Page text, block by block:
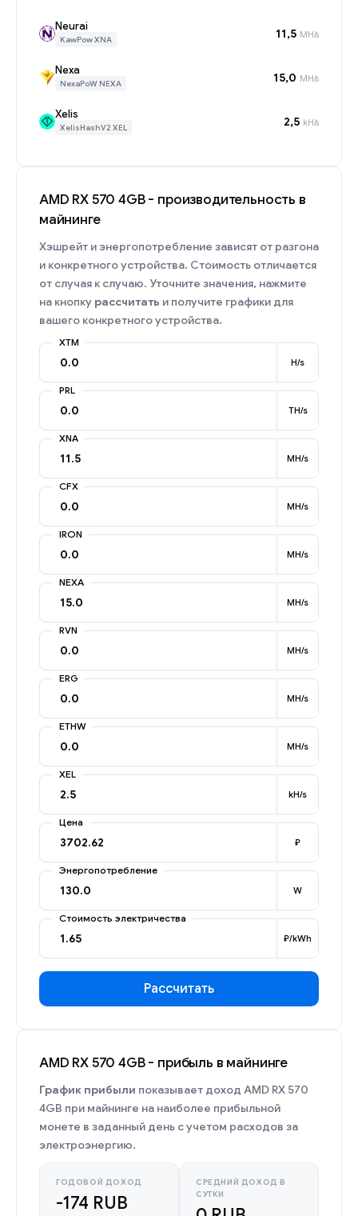
Neurai
KawPow XNA 11,5 MH/s
Nexa
NexaPoW NEXA 15,0 MH/s
Xelis
XelisHashV2 XEL 2,5 kH/s
AMD RX 570 4GB - производительность в
майнинге
Хэшрейт и энергопотребление зависят от разгона
и конкретного устройства. Стоимость отличается
от случая к случаю. Уточните значения, нажмите
на кнопку рассчитать и получите графики для
вашего конкретного устройства.
XTM
H/s
PRL
TH/s
XNA
MH/s
CFX
MH/s
IRON
MH/s
NEXA
MH/s
RVN
MH/s
ERG
MH/s
ETHW
MH/s
XEL
kH/s
Цена
₽
Энергопотребление
W
Стоимость электричества
₽/kWh
Рассчитать
AMD RX 570 4GB - прибыль в майнинге
График прибыли показывает доход AMD RX 570
4GB при майнинге на наиболее прибыльной
монете в заданный день с учетом расходов за
электроэнергию.
ГОДОВОЙ ДОХОД
-174 RUB
СРЕДНИЙ ДОХОД В
СУТКИ